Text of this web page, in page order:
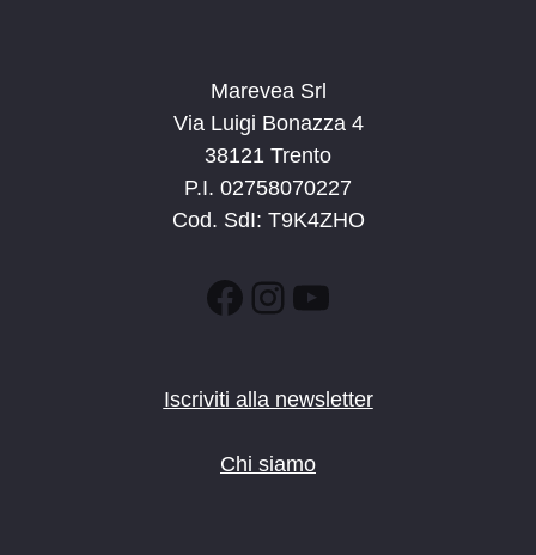
Marevea Srl
Via Luigi Bonazza 4
38121 Trento
P.I. 02758070227
Cod. SdI: T9K4ZHO
Facebook
Instagram
YouTube
Iscriviti alla newsletter
Chi siamo